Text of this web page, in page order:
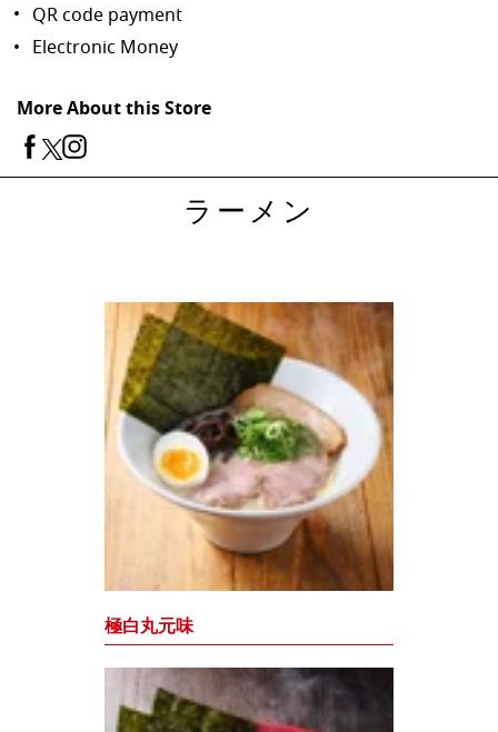
QR code payment
Electronic Money
More About this Store
ラーメン
極白丸元味